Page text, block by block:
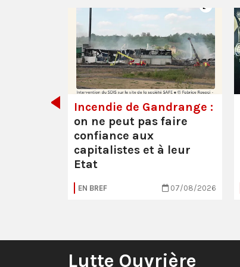
Incendie de Gandrange :
on ne peut pas faire
confiance aux
capitalistes et à leur
Etat
EN BREF 07/08/2026
Lutte Ouvrière